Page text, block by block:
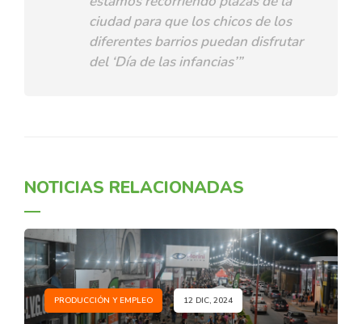
ciudad para que los chicos de los
diferentes barrios puedan disfrutar
del ‘Día de las infancias’”
NOTICIAS RELACIONADAS
PRODUCCIÓN Y EMPLEO 12 DIC, 2024